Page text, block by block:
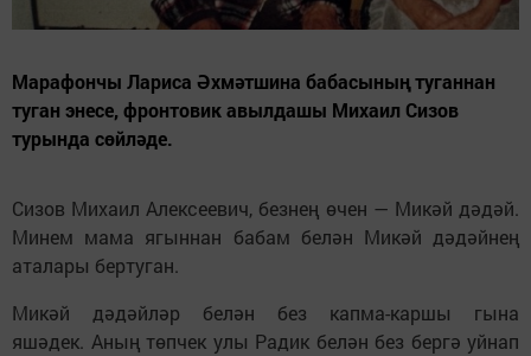
Марафончы Лариса Әхмәтшина бабасының туганнан
туган энесе, фронтовик авылдашы Михаил Сизов
турында сөйләде.
Сизов Михаил Алексеевич, безнең өчен — Микәй дәдәй.
Минем мама ягыннан бабам белән Микәй дәдәйнең
аталары бертуган.
Микәй дәдәйләр белән без капма-каршы гына
яшәдек. Аның төпчек улы Радик белән без бергә уйнап